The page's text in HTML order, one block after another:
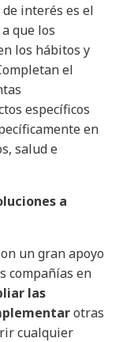
interés es el
que los
los hábitos y
el
específicos
en
salud e
a
un gran apoyo
compañías en
las
otras
cualquier